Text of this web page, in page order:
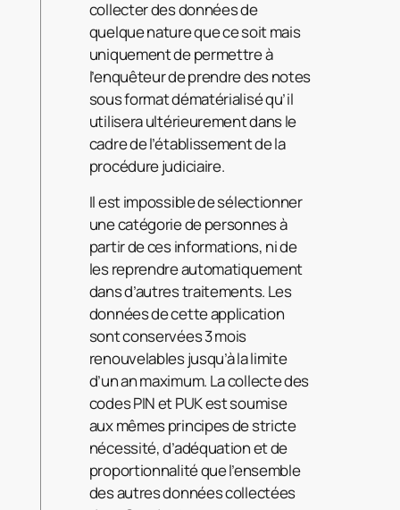
collecter des données de
quelque nature que ce soit mais
uniquement de permettre à
l’enquêteur de prendre des notes
sous format dématérialisé qu’il
utilisera ultérieurement dans le
cadre de l’établissement de la
procédure judiciaire.
Il est impossible de sélectionner
une catégorie de personnes à
partir de ces informations, ni de
les reprendre automatiquement
dans d’autres traitements. Les
données de cette application
sont conservées 3 mois
renouvelables jusqu’à la limite
d’un an maximum. La collecte des
codes PIN et PUK est soumise
aux mêmes principes de stricte
nécessité, d’adéquation et de
proportionnalité que l’ensemble
des autres données collectées